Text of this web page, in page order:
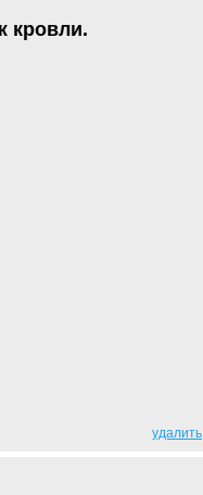
кровли.
удалить